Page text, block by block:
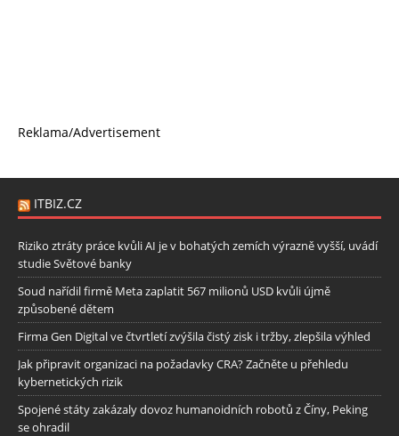
Reklama/Advertisement
ITBIZ.CZ
Riziko ztráty práce kvůli AI je v bohatých zemích výrazně vyšší, uvádí
studie Světové banky
Soud nařídil firmě Meta zaplatit 567 milionů USD kvůli újmě
způsobené dětem
Firma Gen Digital ve čtvrtletí zvýšila čistý zisk i tržby, zlepšila výhled
Jak připravit organizaci na požadavky CRA? Začněte u přehledu
kybernetických rizik
Spojené státy zakázaly dovoz humanoidních robotů z Číny, Peking
se ohradil